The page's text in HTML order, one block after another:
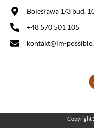
Bolesława 1/3 bud.
+48 570 501 105
kontakt@im-
Copyright